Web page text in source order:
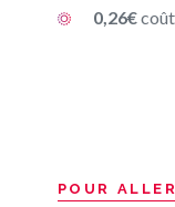
0,26€coût
POUR ALLER